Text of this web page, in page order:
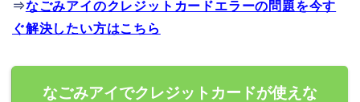
⇒なごみアイのクレジットカードエラーの問題を今す
ぐ解決したい方はこちら
なごみアイでクレジットカードが使えな